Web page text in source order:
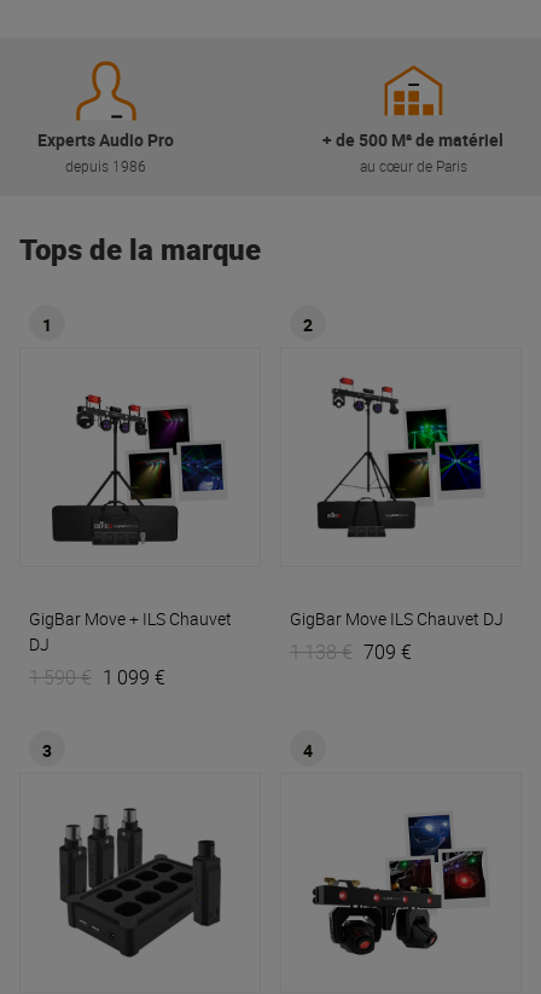
Experts Audio Pro
depuis 1986
+ de 500 M² de matériel
au cœur de Paris
Tops de la marque
1
GigBar Move + ILS Chauvet
DJ
1 590 € 1 099 €
2
GigBar Move ILS Chauvet DJ
1 138 € 709 €
3 4